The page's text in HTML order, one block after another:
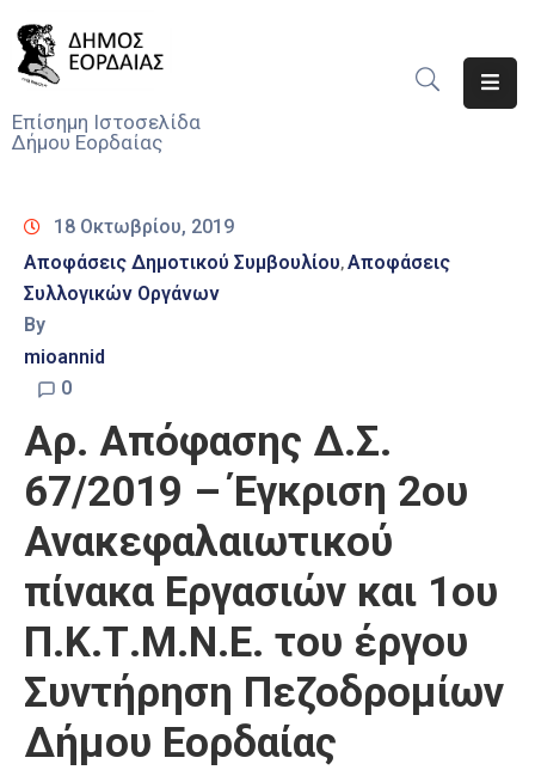
Επίσημη Ιστοσελίδα
Δήμου Εορδαίας
Νέα
Υπηρεσίες
Του
Δήμου
Αποφάσεις
Τηλέφωνα
Καιρός
18 Οκτωβρίου, 2019
Αποφάσεις Δημοτικού Συμβουλίου‚Αποφάσεις
Συλλογικών Οργάνων
By
mioannid
0
Αρ. Απόφασης Δ.Σ.
67/2019 – Έγκριση 2ου
Ανακεφαλαιωτικού
πίνακα Εργασιών και 1ου
Π.Κ.Τ.Μ.Ν.Ε. του έργου
Συντήρηση Πεζοδρομίων
Δήμου Εορδαίας